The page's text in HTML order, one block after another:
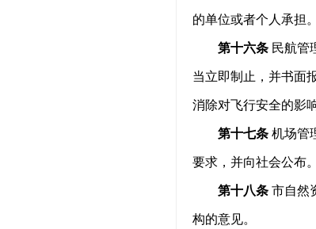
的单位或者个人承担。
第十六条 民航管
当立即制止，并书面
消除对飞行安全的影响
第十七条 机场管
要求，并向社会公布。
第十八条 市自然
构的意见。